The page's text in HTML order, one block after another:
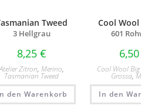
Tweed
3 Hellgrau
8,25 €
Zitron, Merino,
Tasmanian Tweed
den Warenkorb
Cool
601
Cool Wool
Grossa,
In den